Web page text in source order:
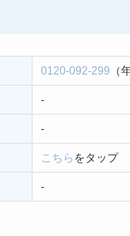
0120-092-299 （
-
-
こちら をタップ
-